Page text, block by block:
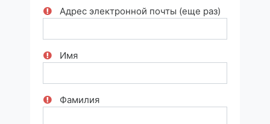
Адрес электронной почты (еще раз)
Имя
Фамилия